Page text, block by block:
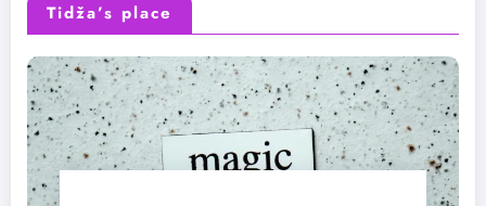
Tidža’s place